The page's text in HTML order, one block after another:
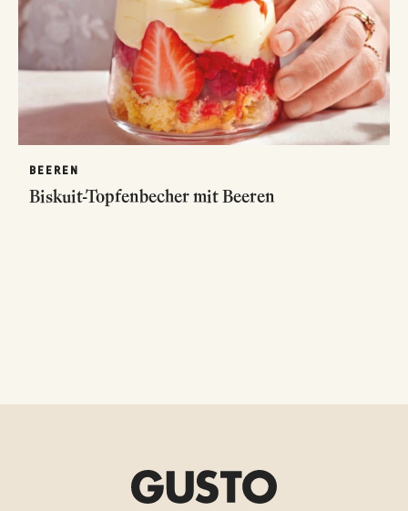
BEEREN
Biskuit-Topfenbecher mit Beeren